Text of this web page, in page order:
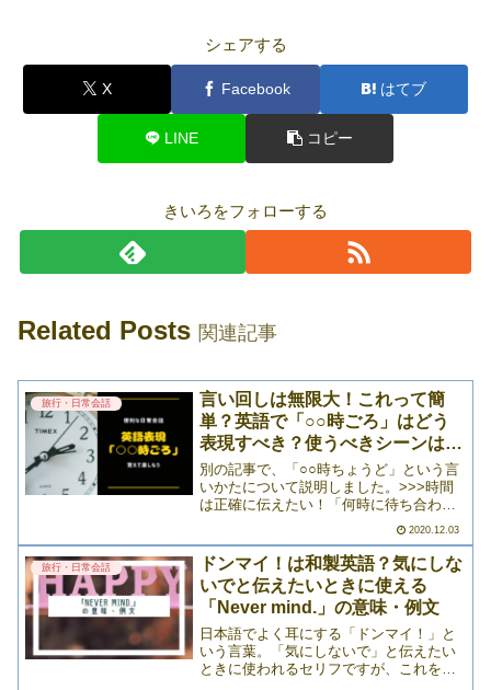
シェアする
X Facebook はてブ
LINE コピー
きいろをフォローする
Related Posts 関連記事
旅行・日常会話
言い回しは無限大！これって簡
単？英語で「○○時ごろ」はどう
表現すべき？使うべきシーンは覚
えておこう
別の記事で、「○○時ちょうど」という言
いかたについて説明しました。>>>時間
は正確に伝えたい！「何時に待ち合わせ
る？」「○○時ちょうど」――英語でなん
て言ったらいい？このとおり、時間にま
つわる実用的な表現って、シンプルであ
りながら意外と知ら>>>
2020.12.03
旅行・日常会話
ドンマイ！は和製英語？気にしな
いでと伝えたいときに使える
「Never mind.」の意味・例文
日本語でよく耳にする「ドンマイ！」と
いう言葉。「気にしないで」と伝えたい
ときに使われるセリフですが、これを英